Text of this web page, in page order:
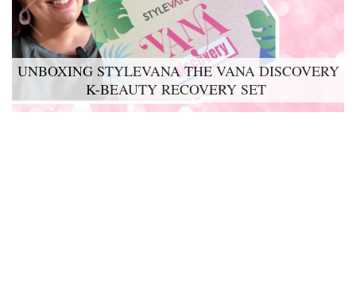
UNBOXING STYLEVANA THE VANA DISCOVERY
K-BEAUTY RECOVERY SET